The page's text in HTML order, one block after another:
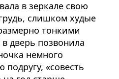
в зеркале свою
слишком худые
тонкими
дверь позвонила
немного
подругу, «совесть